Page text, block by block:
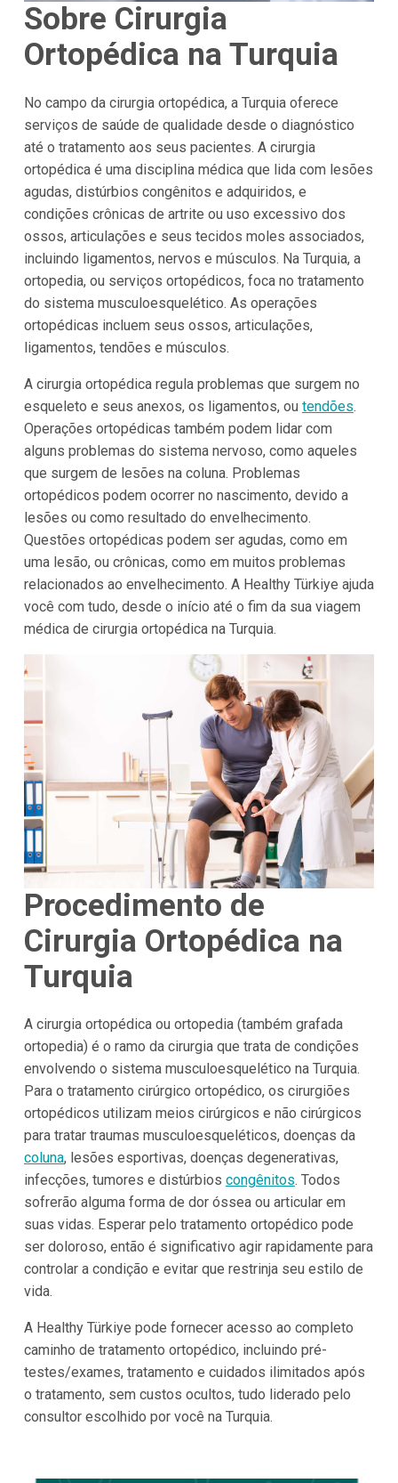
Sobre Cirurgia
Ortopédica na Turquia
No campo da cirurgia ortopédica, a Turquia oferece
serviços de saúde de qualidade desde o diagnóstico
até o tratamento aos seus pacientes. A cirurgia
ortopédica é uma disciplina médica que lida com lesões
agudas, distúrbios congênitos e adquiridos, e
condições crônicas de artrite ou uso excessivo dos
ossos, articulações e seus tecidos moles associados,
incluindo ligamentos, nervos e músculos. Na Turquia, a
ortopedia, ou serviços ortopédicos, foca no tratamento
do sistema musculoesquelético. As operações
ortopédicas incluem seus ossos, articulações,
ligamentos, tendões e músculos.
A cirurgia ortopédica regula problemas que surgem no
esqueleto e seus anexos, os ligamentos, ou tendões.
Operações ortopédicas também podem lidar com
alguns problemas do sistema nervoso, como aqueles
que surgem de lesões na coluna. Problemas
ortopédicos podem ocorrer no nascimento, devido a
lesões ou como resultado do envelhecimento.
Questões ortopédicas podem ser agudas, como em
uma lesão, ou crônicas, como em muitos problemas
relacionados ao envelhecimento. A Healthy Türkiye ajuda
você com tudo, desde o início até o fim da sua viagem
médica de cirurgia ortopédica na Turquia.
Procedimento de
Cirurgia Ortopédica na
Turquia
A cirurgia ortopédica ou ortopedia (também grafada
ortopedia) é o ramo da cirurgia que trata de condições
envolvendo o sistema musculoesquelético na Turquia.
Para o tratamento cirúrgico ortopédico, os cirurgiões
ortopédicos utilizam meios cirúrgicos e não cirúrgicos
para tratar traumas musculoesqueléticos, doenças da
coluna, lesões esportivas, doenças degenerativas,
infecções, tumores e distúrbios congênitos. Todos
sofrerão alguma forma de dor óssea ou articular em
suas vidas. Esperar pelo tratamento ortopédico pode
ser doloroso, então é significativo agir rapidamente para
controlar a condição e evitar que restrinja seu estilo de
vida.
A Healthy Türkiye pode fornecer acesso ao completo
caminho de tratamento ortopédico, incluindo pré-
testes/exames, tratamento e cuidados ilimitados após
o tratamento, sem custos ocultos, tudo liderado pelo
consultor escolhido por você na Turquia.